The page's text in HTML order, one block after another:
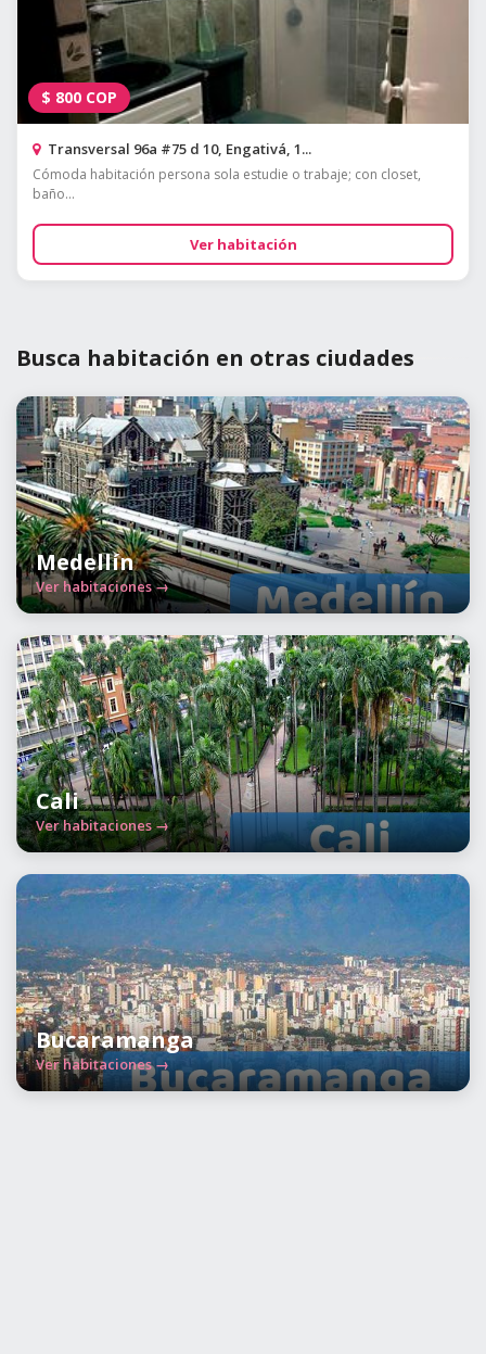
$ 800 COP
Transversal 96a #75 d 10, Engativá, 1...
Cómoda habitación persona sola estudie o trabaje; con closet,
baño...
Ver habitación
Busca habitación en otras ciudades
Medellín
Ver habitaciones →
Cali
Ver habitaciones →
Bucaramanga
Ver habitaciones →